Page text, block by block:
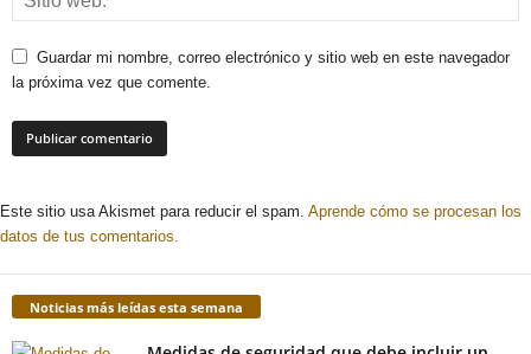
Guardar mi nombre, correo electrónico y sitio web en este navegador
la próxima vez que comente.
Este sitio usa Akismet para reducir el spam. Aprende cómo se procesan los
datos de tus comentarios.
Noticias más leídas esta semana